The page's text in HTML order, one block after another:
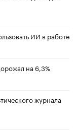
ИИ в работе
на 6,3%
журнала